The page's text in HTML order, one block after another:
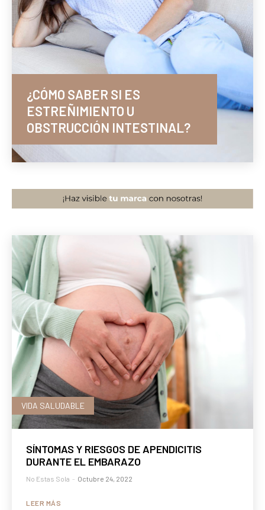
¿CÓMO SABER SI ES
ESTREÑIMIENTO U
OBSTRUCCIÓN INTESTINAL?
VIDA SALUDABLE
SÍNTOMAS Y RIESGOS DE APENDICITIS
DURANTE EL EMBARAZO
No Estas Sola - Octubre 24, 2022
LEER MÁS